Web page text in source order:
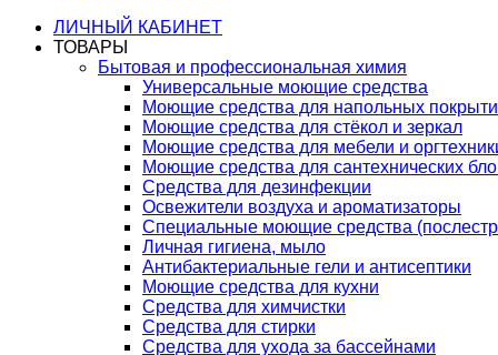
ЛИЧНЫЙ КАБИНЕТ
ТОВАРЫ
Бытовая и профессиональная химия
Универсальные моющие средства
Моющие средства для напольных
Моющие средства для стёкол и зеркал
Моющие средства для мебели и
Моющие средства для сантехнических
Средства для дезинфекции
Освежители воздуха и ароматизаторы
Специальные моющие средства
Личная гигиена, мыло
Антибактериальные гели и антисептики
Моющие средства для кухни
Средства для химчистки
Средства для стирки
Средства для ухода за бассейнами